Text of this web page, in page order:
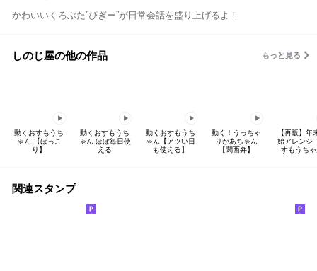
かわいいくろぶた”ぴぎー”が日常会話を盛り上げるよ！
しのじ屋の他の作品 もっと見る
動くおすもうち
ゃん 【ほっこ
り】
動くおすもうち
ゃん ほぼ毎日使
える
動くおすもうち
ゃん【アツい日
も使える】
動く！うっちゃ
りかあちゃん
【関西弁】
【再販】年
始アレン
すもうち
関連スタンプ